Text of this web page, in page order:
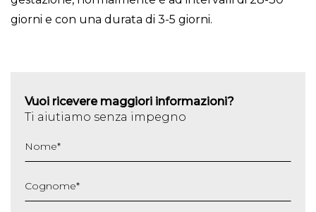
giorni e con una durata di 3-5 giorni.
Vuoi ricevere maggiori informazioni?
Ti aiutiamo senza impegno
Nome*
Cognome*